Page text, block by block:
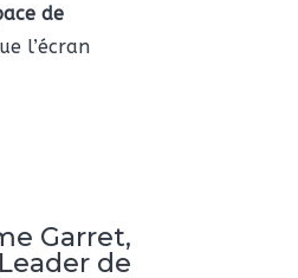
de
l’écran
Garret,
de